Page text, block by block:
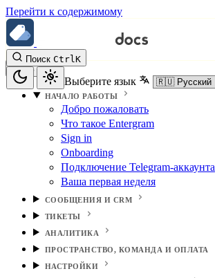
Перейти к содержимому
Поиск CtrlK
Выберите язык
НАЧАЛО РАБОТЫ
Добро пожаловать
Что такое Entergram
Sign in
Onboarding
Подключение Telegram-аккаунта
Ваша первая неделя
СООБЩЕНИЯ И CRM
ТИКЕТЫ
АНАЛИТИКА
ПРОСТРАНСТВО, КОМАНДА И ОПЛАТА
НАСТРОЙКИ